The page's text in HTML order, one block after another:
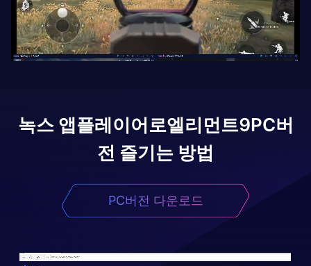
녹스 앱플레이어로엘리먼트9PC버
전 즐기는 방법
PC버전 다운로드